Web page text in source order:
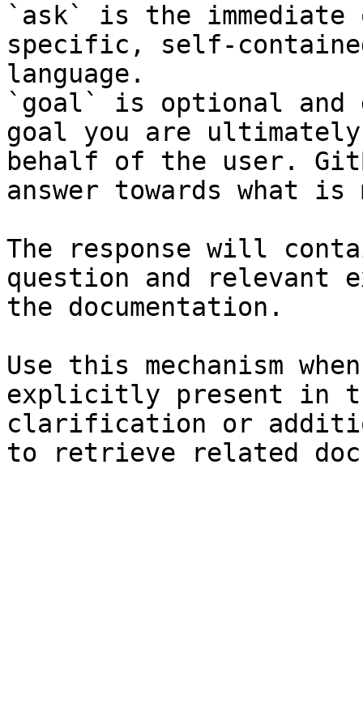
`ask` is the
specific, self-
language.
`goal` is optional and
goal you are
behalf of the user.
answer towards what
The response will
question and relevant
the documentation.
Use this mechanism
explicitly present in
clarification or